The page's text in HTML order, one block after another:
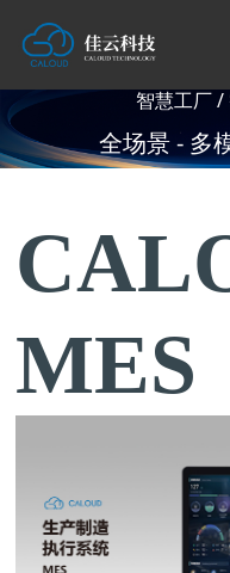
智慧工厂
全场景 - 多
MES